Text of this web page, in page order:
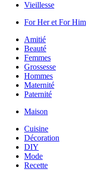
Vieillesse
For Her et For Him
Amitié
Beauté
Femmes
Grossesse
Hommes
Maternité
Paternité
Maison
Cuisine
Décoration
DIY
Mode
Recette